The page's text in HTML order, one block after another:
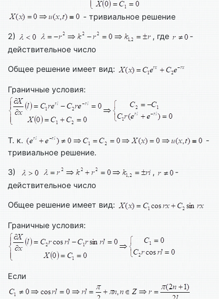
- тривиальное решение
2) , где
-
действительное число
Общее решение имеет вид:
Граничные условия:
Т. к.
-
тривиальное решение.
3)
,
-
действительное число
Общее решение имеет вид:
Граничные условия:
Если